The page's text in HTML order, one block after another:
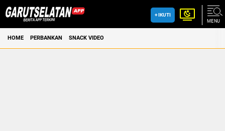
+ IKUTI
MENU
HOME PERBANKAN SNACK VIDEO